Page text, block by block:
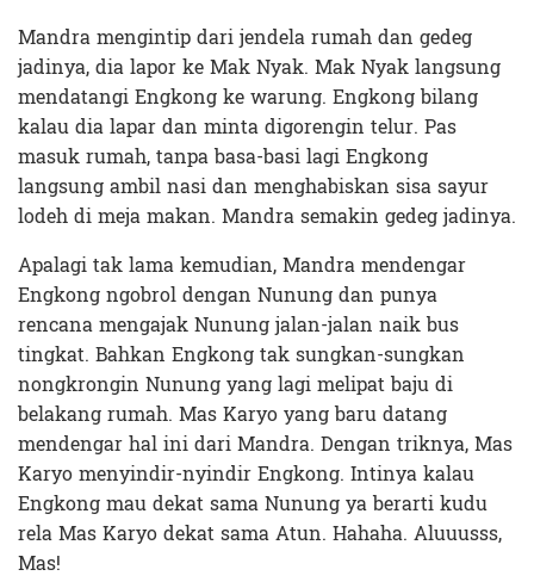
Mandra mengintip dari jendela rumah dan gedeg
jadinya, dia lapor ke Mak Nyak. Mak Nyak langsung
mendatangi Engkong ke warung. Engkong bilang
kalau dia lapar dan minta digorengin telur. Pas
masuk rumah, tanpa basa-basi lagi Engkong
langsung ambil nasi dan menghabiskan sisa sayur
lodeh di meja makan. Mandra semakin gedeg jadinya.
Apalagi tak lama kemudian, Mandra mendengar
Engkong ngobrol dengan Nunung dan punya
rencana mengajak Nunung jalan-jalan naik bus
tingkat. Bahkan Engkong tak sungkan-sungkan
nongkrongin Nunung yang lagi melipat baju di
belakang rumah. Mas Karyo yang baru datang
mendengar hal ini dari Mandra. Dengan triknya, Mas
Karyo menyindir-nyindir Engkong. Intinya kalau
Engkong mau dekat sama Nunung ya berarti kudu
rela Mas Karyo dekat sama Atun. Hahaha. Aluuusss,
Mas!